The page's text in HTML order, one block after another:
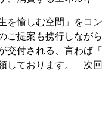
を愉しむ空間」をコ
ご提案も携行しな
交付される、言わば
しております。 次
謝 柿